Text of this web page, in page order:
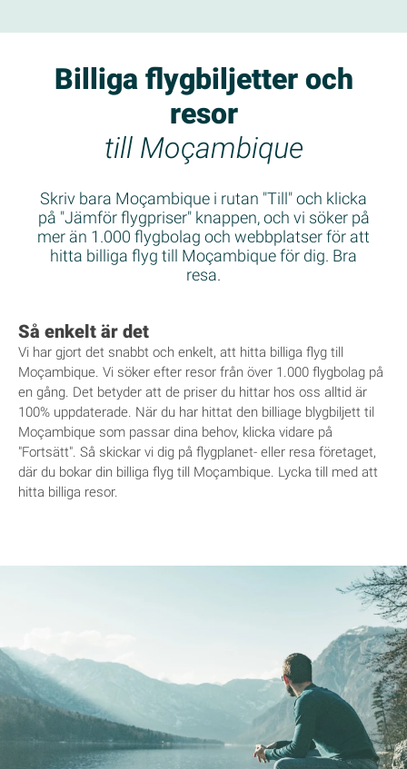
Billiga flygbiljetter och
resor
till Moçambique
Skriv bara Moçambique i rutan "Till" och klicka
på "Jämför flygpriser" knappen, och vi söker på
mer än 1.000 flygbolag och webbplatser för att
hitta billiga flyg till Moçambique för dig. Bra
resa.
Så enkelt är det
Vi har gjort det snabbt och enkelt, att hitta billiga flyg till
Moçambique. Vi söker efter resor från över 1.000 flygbolag på
en gång. Det betyder att de priser du hittar hos oss alltid är
100% uppdaterade. När du har hittat den billiage blygbiljett til
Moçambique som passar dina behov, klicka vidare på
"Fortsätt". Så skickar vi dig på flygplanet- eller resa företaget,
där du bokar din billiga flyg till Moçambique. Lycka till med att
hitta billiga resor.